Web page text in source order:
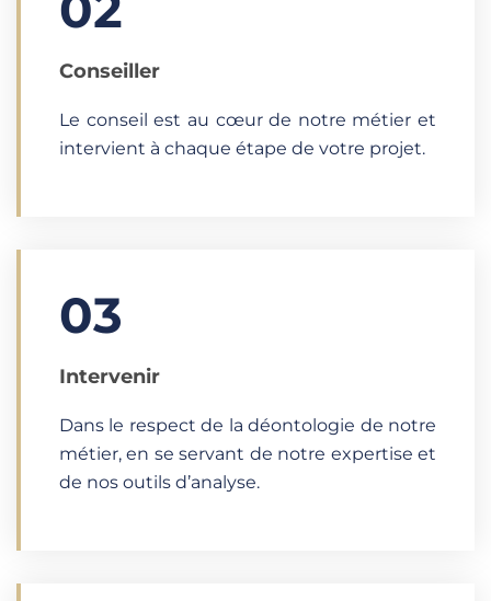
Conseiller
Le conseil est au cœur de notre métier et
intervient à chaque étape de votre projet.
03
Intervenir
Dans le respect de la déontologie de notre
métier, en se servant de notre expertise et
de nos outils d’analyse.